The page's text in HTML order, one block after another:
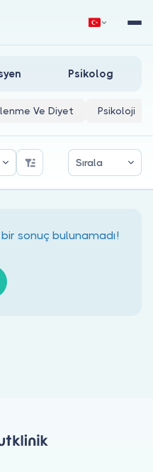
Giriş YapPsikolog
Ve Diyet Psikoloji
Sırala
sonuç bulunamadı!